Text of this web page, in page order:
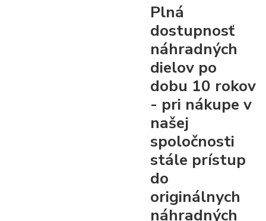
Plná
dostupnosť
náhradných
dielov po
dobu 10 rokov
- pri nákupe v
našej
spoločnosti
stále prístup
do
originálnych
náhradných